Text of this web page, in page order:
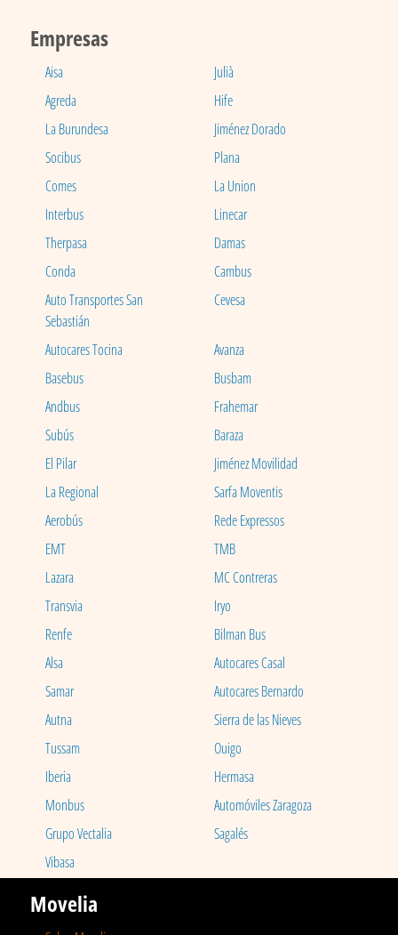
Empresas
Aisa
Julià
Agreda
Hife
La Burundesa
Jiménez Dorado
Socibus
Plana
Comes
La Union
Interbus
Linecar
Therpasa
Damas
Conda
Cambus
Auto Transportes San
Sebastián
Cevesa
Autocares Tocina
Avanza
Basebus
Busbam
Andbus
Frahemar
Subús
Baraza
El Pilar
Jiménez Movilidad
La Regional
Sarfa Moventis
Aerobús
Rede Expressos
EMT
TMB
Lazara
MC Contreras
Transvia
Iryo
Renfe
Bilman Bus
Alsa
Autocares Casal
Samar
Autocares Bernardo
Autna
Sierra de las Nieves
Tussam
Ouigo
Iberia
Hermasa
Monbus
Automóviles Zaragoza
Grupo Vectalia
Sagalés
Vibasa
Movelia